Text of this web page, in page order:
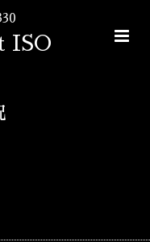
ISO